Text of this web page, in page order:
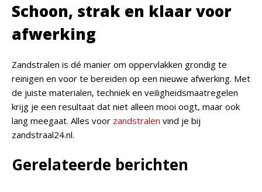
Schoon, strak en klaar voor
afwerking
Zandstralen is dé manier om oppervlakken grondig te
reinigen en voor te bereiden op een nieuwe afwerking. Met
de juiste materialen, techniek en veiligheidsmaatregelen
krijg je een resultaat dat niet alleen mooi oogt, maar ook
lang meegaat. Alles voor zandstralen vind je bij
zandstraal24.nl.
Gerelateerde berichten